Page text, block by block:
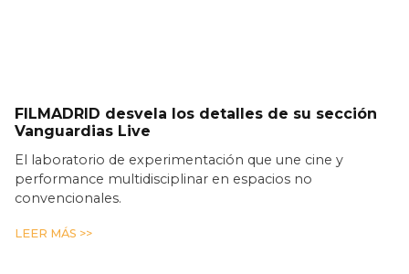
FILMADRID desvela los detalles de su sección
Vanguardias Live
El laboratorio de experimentación que une cine y
performance multidisciplinar en espacios no
convencionales.
LEER MÁS >>